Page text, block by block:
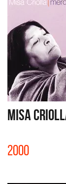
MISA
2000